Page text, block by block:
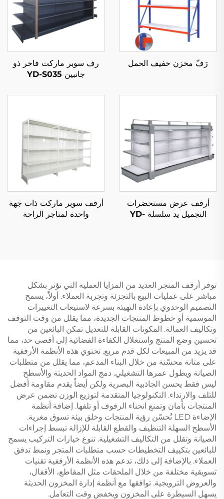
رَفّ مخزن خفيف الحمل
رف سوبر ماركت فاخر ذو
جانبين YD-S035
أرفف عرض مستحضرات
التجميل يد سلسلة YD-
أرفف سوبر ماركت ذات جهة
واحدة لمتاجر الراحة
توفر أرفف المتجر العديد من المزايا العملية التي تؤثر بشكل
مباشر على عمليات البيع بالتجزئة وتجربة العملاء. أولاً، يسمح
التصميم الوحدوي بإعادة التهيئة بسرعة لاستيعاب التغييرات
الموسمية أو خطوط المنتجات الجديدة، مما يقلل من وقت التوقف
وتكاليف العمالة. المكونات القابلة للتعديل تمكن البائعين من
تحسين وضع المنتج واستغلال الكفاءة الفضائية إلى أقصى حد، مما
قد يزيد من المبيعات لكل قدم مربع. تحتوي هذه الأنظمة الأرففية
على متانة محسّنة من خلال البناء المدعم، مما يقلل من متطلبات
الصيانة ويطول عمرها التشغيلي. دمج المواد الحديثة والأسطح
ليس فقط يحسن الجاذبية البصرية ولكن أيضاً يقدم مقاومة أفضل
للتلف والارتداء. التكنولوجيا المتقدمة لتوزيع الوزن تضمن عرض
المنتجات بأمان وتمنع انحناء الرفوف أو تلفها. إضافة أنظمة
الإضاءة LED تُحسّن رؤية المنتجات وخلق بيئة تسوق مغرية.
الأسطح السهلة التنظيف والقطع القابلة للإزالة تبسط إجراءات
الصيانة وتقلل من التكاليف التشغيلية. تنوع خيارات التركيب يسمح
للبائعين بتكييف التخطيطات حسب متطلبات المتجر ونمط تدفق
العملاء. بالإضافة إلى ذلك، تدعم هذه الأنظمة الأرففية تقنيات
تسويقية مختلفة من خلال الملحقات مثل المقاطع، الأقفال،
والعروض الترويجية. توافقها مع أنظمة إدارة المخزون الحديثة
يسهل السيطرة على المخزون ويخفض وقت التعامل.